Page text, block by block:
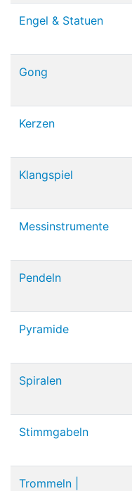
Engel & Statuen
Gong
Kerzen
Klangspiel
Messinstrumente
Pendeln
Pyramide
Spiralen
Stimmgabeln
Trommeln |